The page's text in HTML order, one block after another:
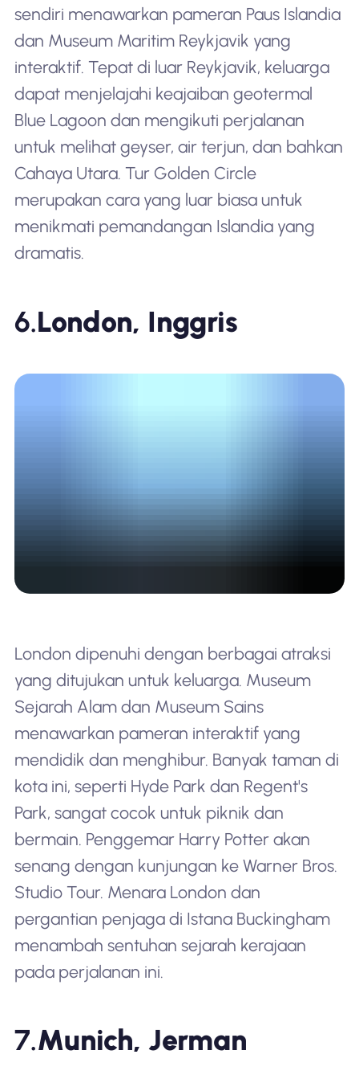
sendiri menawarkan pameran Paus Islandia
dan Museum Maritim Reykjavik yang
interaktif. Tepat di luar Reykjavik, keluarga
dapat menjelajahi keajaiban geotermal
Blue Lagoon dan mengikuti perjalanan
untuk melihat geyser, air terjun, dan bahkan
Cahaya Utara. Tur Golden Circle
merupakan cara yang luar biasa untuk
menikmati pemandangan Islandia yang
dramatis.
6.London, Inggris
London dipenuhi dengan berbagai atraksi
yang ditujukan untuk keluarga. Museum
Sejarah Alam dan Museum Sains
menawarkan pameran interaktif yang
mendidik dan menghibur. Banyak taman di
kota ini, seperti Hyde Park dan Regent's
Park, sangat cocok untuk piknik dan
bermain. Penggemar Harry Potter akan
senang dengan kunjungan ke Warner Bros.
Studio Tour. Menara London dan
pergantian penjaga di Istana Buckingham
menambah sentuhan sejarah kerajaan
pada perjalanan ini.
7.Munich, Jerman